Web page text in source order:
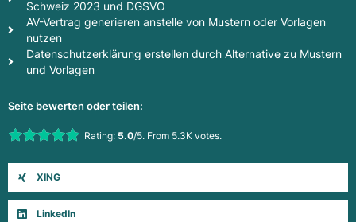
Schweiz 2023 und DGSVO
AV-Vertrag generieren anstelle von Mustern oder Vorlagen
nutzen
Datenschutzerklärung erstellen durch Alternative zu Mustern
und Vorlagen
Seite bewerten oder teilen:
Rate this item:Rating: 5.0/5. From 5.3K votes.
XING
LinkedIn